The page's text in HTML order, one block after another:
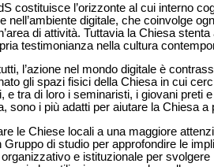
costituisce l’orizzonte al cui interno
nell’ambiente digitale, che coinvolge
di attività. Tuttavia la Chiesa
testimonianza nella cultura
l’azione nel mondo digitale è
gli spazi fisici della Chiesa in cui
e tra di loro i seminaristi, i giovani preti
sono i più adatti per aiutare la Chiesa
le Chiese locali a una maggiore
Gruppo di studio per approfondire le
organizzativo e istituzionale per